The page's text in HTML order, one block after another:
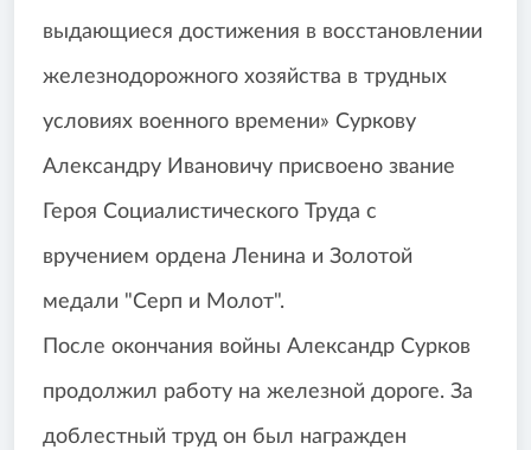
выдающиеся достижения в восстановлении
железнодорожного хозяйства в трудных
условиях военного времени» Суркову
Александру Ивановичу присвоено звание
Героя Социалистического Труда с
вручением ордена Ленина и Золотой
медали "Серп и Молот".
После окончания войны Александр Сурков
продолжил работу на железной дороге. За
доблестный труд он был награжден